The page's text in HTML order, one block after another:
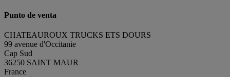
Punto de venta
CHATEAUROUX TRUCKS ETS DOURS
99 avenue d'Occitanie
Cap Sud
36250 SAINT MAUR
France